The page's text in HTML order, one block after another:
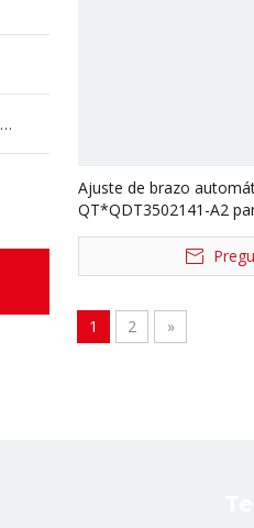
Nuevas piezas de camión de energía
Ajuste de brazo
QT*QDT3502141-A2
camiones Foton Auman
QT*QDT3502241-A2
1 2 »